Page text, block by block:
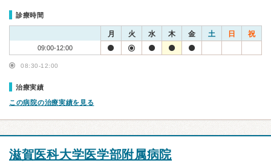
診療時間
月 火 水 木 金 土 日 祝
09:00-12:00
08:30-12:00
治療実績
この病院の治療実績を見る
滋賀医科大学医学部附属病院